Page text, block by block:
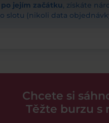
jejím začátku, získáte
slotu (nikoli data
Chcete si
Těžte burzu s